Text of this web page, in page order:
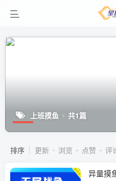
上班摸鱼 共1篇
排序 更新 浏览 点赞 评
异量摸